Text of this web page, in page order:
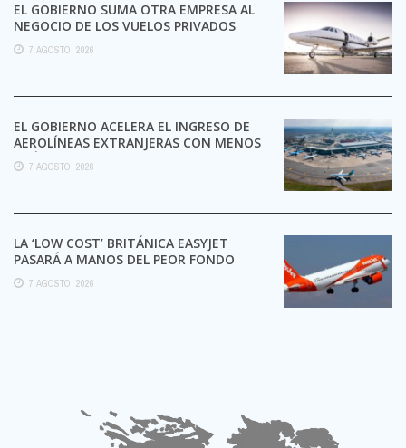
EL GOBIERNO SUMA OTRA EMPRESA AL
NEGOCIO DE LOS VUELOS PRIVADOS
7 AGOSTO, 2026
EL GOBIERNO ACELERA EL INGRESO DE
AEROLÍNEAS EXTRANJERAS CON MENOS
TRÁMITES
7 AGOSTO, 2026
LA ‘LOW COST’ BRITÁNICA EASYJET
PASARÁ A MANOS DEL PEOR FONDO
POSIBLE:
7 AGOSTO, 2026